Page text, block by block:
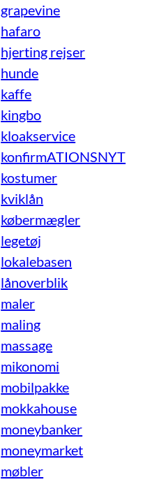
grapevine
hafaro
hjerting rejser
hunde
kaffe
kingbo
kloakservice
konfirmATIONSNYT
kostumer
kviklån
købermægler
legetøj
lokalebasen
lånoverblik
maler
maling
massage
mikonomi
mobilpakke
mokkahouse
moneybanker
moneymarket
møbler